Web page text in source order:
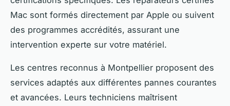
Mac sont formés directement par Apple ou suivent
des programmes accrédités, assurant une
intervention experte sur votre matériel.
Les centres reconnus à Montpellier proposent des
services adaptés aux différentes pannes courantes
et avancées. Leurs techniciens maîtrisent